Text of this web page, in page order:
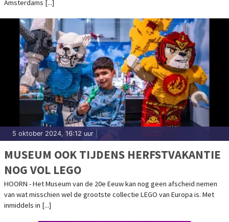
Amsterdams [...]
5 oktober 2024, 16:12 uur
MUSEUM OOK TIJDENS HERFSTVAKANTIE
NOG VOL LEGO
HOORN - Het Museum van de 20e Eeuw kan nog geen afscheid nemen
van wat misschien wel de grootste collectie LEGO van Europa is. Met
inmiddels in [...]